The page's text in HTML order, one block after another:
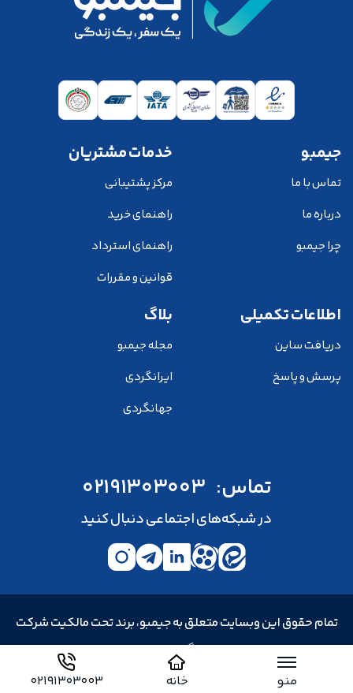
منو خانه 02191303003
جیمبو
تماس با ما
درباره ما
چرا جیمبو
خدمات مشتریان
مرکز پشتیبانی
راهنمای خرید
راهنمای استرداد
قوانین و مقررات
اطلاعات تکمیلی
دریافت ساین
پرسش و پاسخ
بلاگ
مجله جیمبو
ایرانگردی
جهانگردی
تماس: 02191303003
در شبکه‌های اجتماعی دنبال کنید
تمام حقوق این وبسایت متعلق به جیمبو، برند تحت مالکیت شرکت
خدمات مسافرت هوایی و جهانگردی و زیارتی سپید پرواز توس است.
فرصت های شغلی
در حال جذب